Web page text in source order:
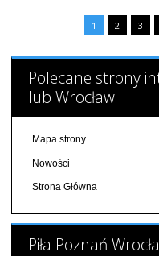
1 2 3
Polecane strony
lub Wrocław
Mapa strony
Nowości
Strona Główna
Piła Poznań